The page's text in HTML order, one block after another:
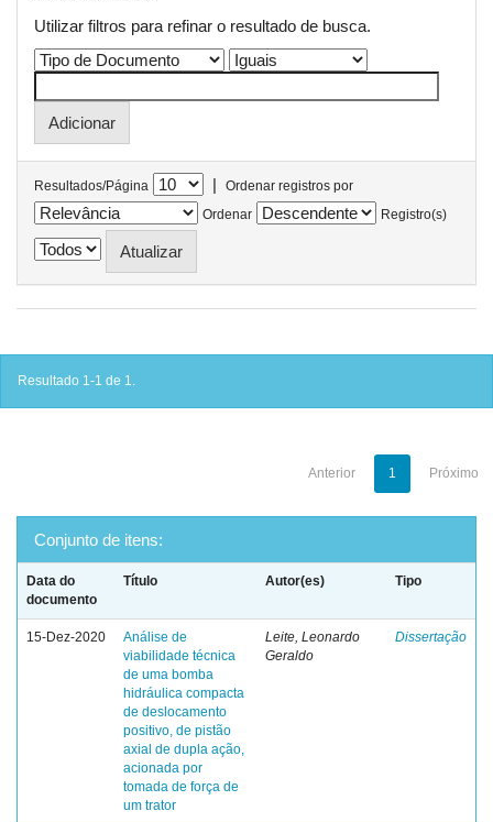
Utilizar filtros para refinar o resultado de busca.
Resultados/Página |
Ordenar registros por
Ordenar
Registro(s)
Resultado 1-1 de 1.
Anterior 1 Próximo
Conjunto de itens:
Data do
documento
Título Autor(es) Tipo
15-Dez-2020
Análise de
viabilidade técnica
de uma bomba
hidráulica compacta
de deslocamento
positivo, de pistão
axial de dupla ação,
acionada por
tomada de força de
um trator
Leite, Leonardo
Geraldo
Dissertação